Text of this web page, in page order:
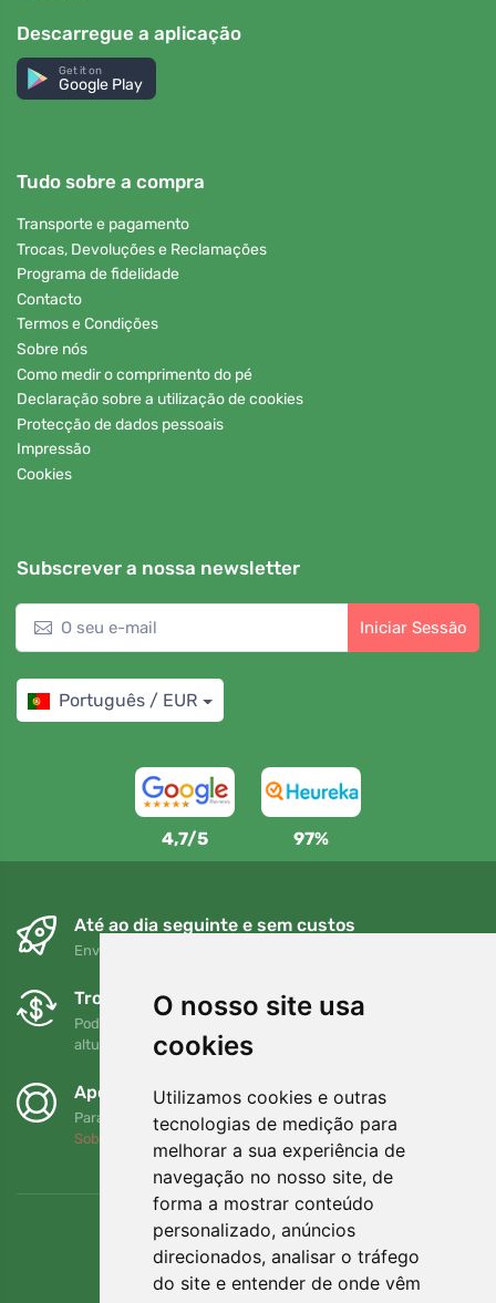
O nosso site usa
cookies
Utilizamos cookies e outras
tecnologias de medição para
melhorar a sua experiência de
navegação no nosso site, de
forma a mostrar conteúdo
personalizado, anúncios
direcionados, analisar o tráfego
do site e entender de onde vêm
Descarregue a aplicação
Get it on
Google Play
Tudo sobre a compra
Transporte e pagamento
Trocas, Devoluções e Reclamações
Programa de fidelidade
Contacto
Termos e Condições
Sobre nós
Como medir o comprimento do pé
Declaração sobre a utilização de cookies
Protecção de dados pessoais
Impressão
Cookies
Subscrever a nossa newsletter
Iniciar Sessão
Português / EUR
4,7/5 97%
Até ao dia seguinte e sem custos
Envio gratuito para encomendas superiores a 80 EUR
Trocas e devoluções gratuitas
Pode devolver ou trocar a sua encomenda em qualquer
altura no prazo de 90 dias
Apoiamos a Trees.org
Para cada encomenda plantamos uma árvore! Leia mais
Sobre nós